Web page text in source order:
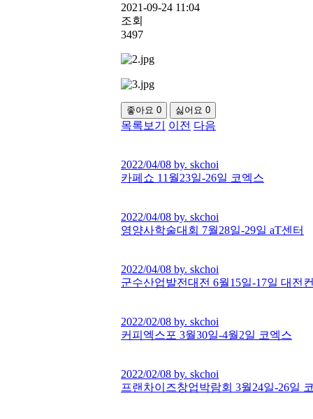
2021-09-24 11:04
조회
3497
좋아요 0 싫어요 0
목록보기 이전 다음
2022/04/08 by. skchoi
카페쇼 11월23일-26일 코엑스
2022/04/08 by. skchoi
영양사학술대회 7월28일-29일 aT센터
2022/04/08 by. skchoi
군수산업발전대전 6월15일-17일 대전
2022/02/08 by. skchoi
커피엑스포 3월30일-4월2일 코엑스
2022/02/08 by. skchoi
프랜차이즈창업박람회 3월24일-26일